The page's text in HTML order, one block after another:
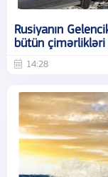
Rusiyanın
bütün çimərlikləri
14:28